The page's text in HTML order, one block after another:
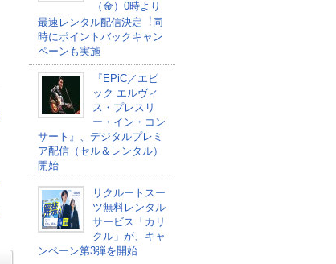
（金）0時より
最速レンタル配信決定︕同
時にポイントバックキャン
ペーンも実施
『EPiC／エピ
ック エルヴィ
ス・プレスリ
ー・イン・コン
サート』、デジタルプレミ
ア配信（セル＆レンタル）
開始
リクルートスー
ツ無料レンタル
サービス「カリ
クル」が、キャ
ンペーン第3弾を開始